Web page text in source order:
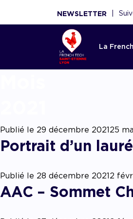
NEWSLETTER
La
Publié le 29 décembre 202125
Portrait d’un
Publié le 28 décembre 20212
AAC – Sommet